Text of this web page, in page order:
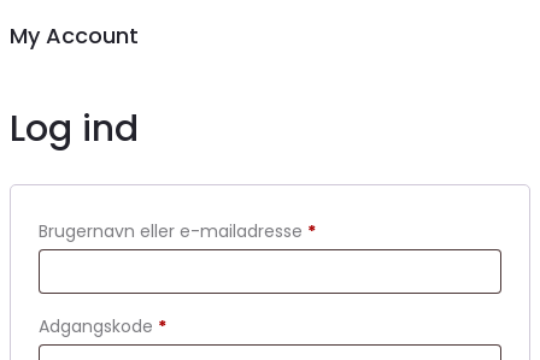
My Account
Log ind
Brugernavn eller e-mailadresse *
Adgangskode *